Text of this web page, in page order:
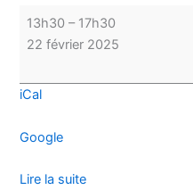
13h30 – 17h30
22 février 2025
iCal
Google
Lire la suite